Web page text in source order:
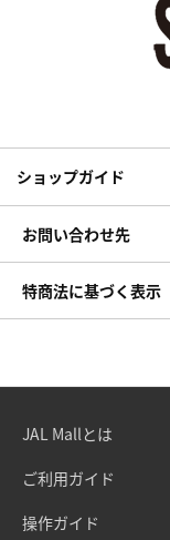
ショップガイド
お問い合わせ先
特商法に基づく表示
JAL Mallとは
ご利用ガイド
操作ガイド